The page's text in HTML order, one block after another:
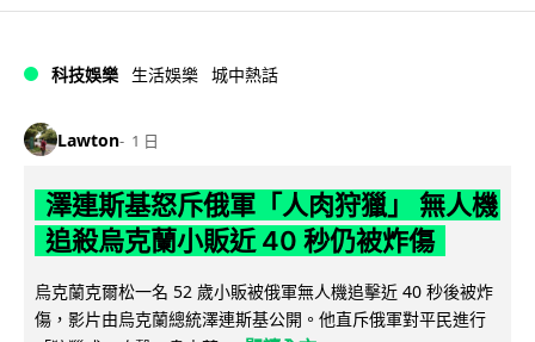
科技娛樂 生活娛樂 城中熱話
Lawton 1 日
澤連斯基怒斥俄軍「人肉狩獵」 無人機
追殺烏克蘭小販近 40 秒仍被炸傷
烏克蘭克爾松一名 52 歲小販被俄軍無人機追擊近 40 秒後被炸
傷，影片由烏克蘭總統澤連斯基公開。他直斥俄軍對平民進行